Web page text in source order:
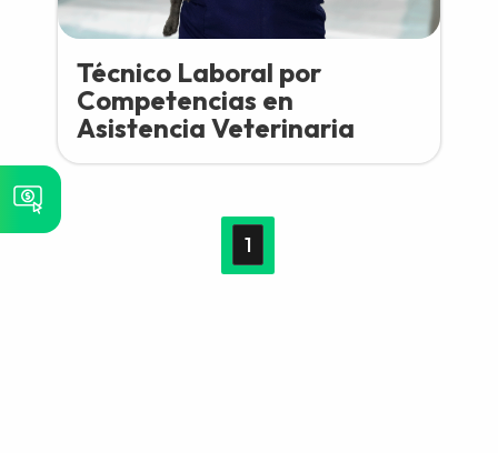
Técnico Laboral por
Competencias en
Asistencia Veterinaria
1